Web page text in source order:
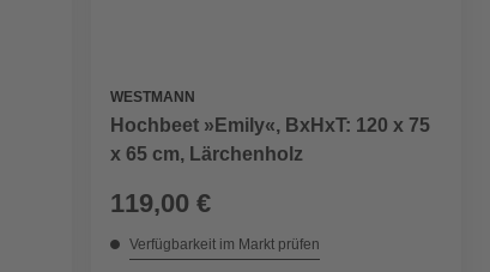
WESTMANN
Hochbeet »Emily«, BxHxT: 120 x 75
x 65 cm, Lärchenholz
119,00 €
Verfügbarkeit im Markt prüfen